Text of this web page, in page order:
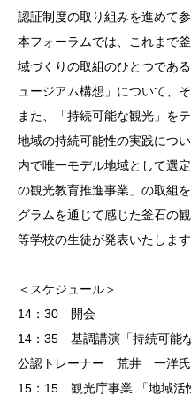
認証制度の取り組みを進めて参
本フォーラムでは、これまで
域づくりの取組のひとつであ
ュージアム構想」について、
また、「持続可能な観光」を
地域の持続可能性の実践につ
内で唯一モデル地域として選
の観光教育推進事業」の取組
グラムを通じて感じた釜石の
等学校の生徒が発表いたします
＜スケジュール＞
14：30 開会
14：35 基調講演「持続可能
公認トレーナー 荒井 一洋氏
15：15 観光庁事業 「地域活